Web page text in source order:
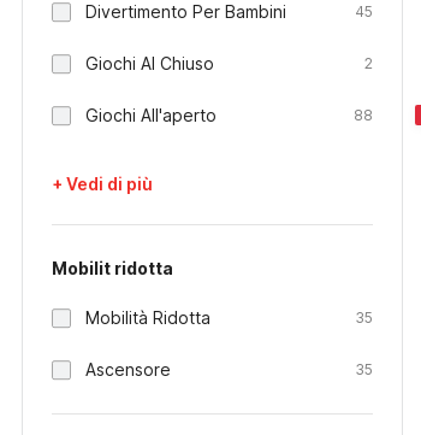
Divertimento Per Bambini 45
Giochi Al Chiuso 2
Giochi All'aperto 88
+ Vedi di più
Mobilit ridotta
Mobilità Ridotta 35
Ascensore 35